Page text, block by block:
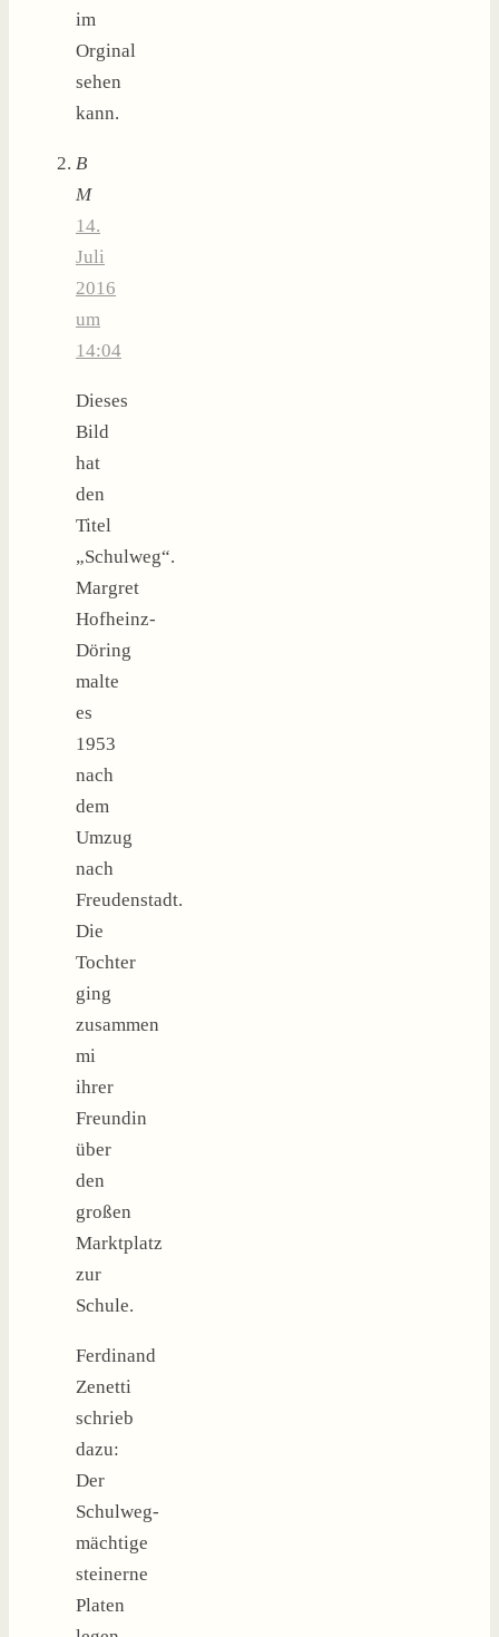
im
Orginal
sehen
kann.
B
M
14.
Juli
2016
um
14:04
Dieses
Bild
hat
den
Titel
„Schulweg“.
Margret
Hofheinz-
Döring
malte
es
1953
nach
dem
Umzug
nach
Freudenstadt.
Die
Tochter
ging
zusammen
mi
ihrer
Freundin
über
den
großen
Marktplatz
zur
Schule.
Ferdinand
Zenetti
schrieb
dazu:
Der
Schulweg-
mächtige
steinerne
Platen